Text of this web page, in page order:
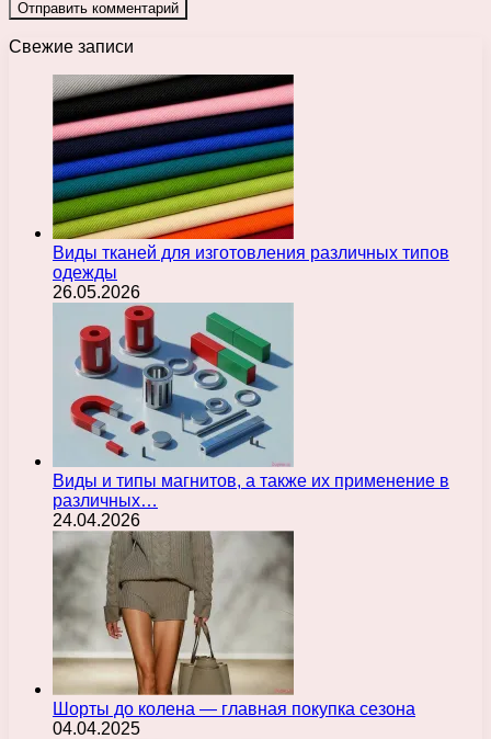
Свежие записи
Виды тканей для изготовления различных типов
одежды
26.05.2026
Виды и типы магнитов, а также их применение в
различных…
24.04.2026
Шорты до колена — главная покупка сезона
04.04.2025